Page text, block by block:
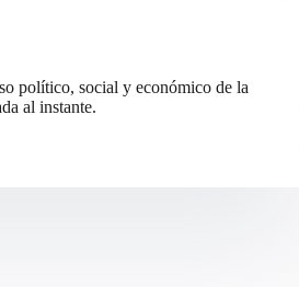
político, social y económico de la
al instante.